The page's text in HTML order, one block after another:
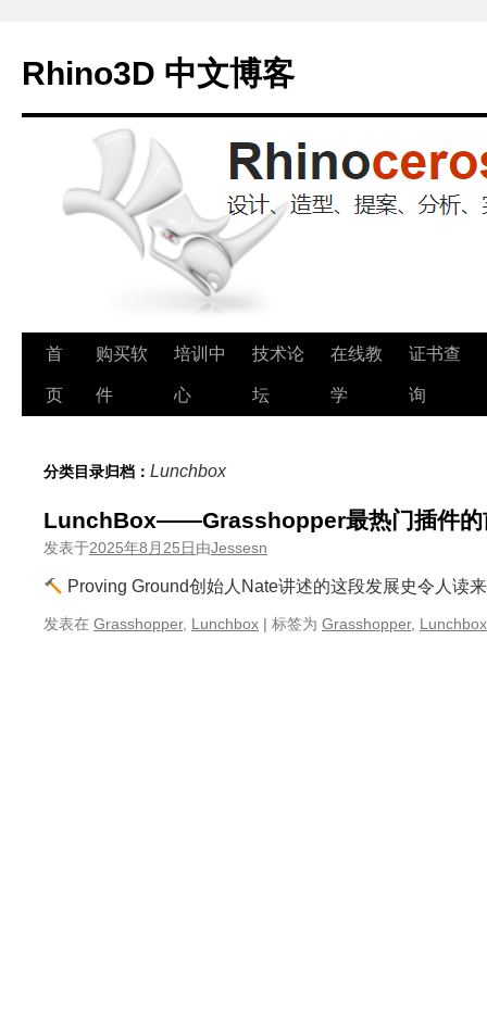
Rhino3D 中文博客
跳
至
文
首
页
购买软
件
培训中
心
技术论
坛
在线教
学
证书查
询
分类目录归档： Lunchbox
LunchBox——Grasshopper最热门插件的
发表于2025年8月25日由Jessesn
Proving Ground创始人Nate讲述的这段发展史令人读
发表在 Grasshopper, Lunchbox | 标签为 Grasshopper, Lunchbox